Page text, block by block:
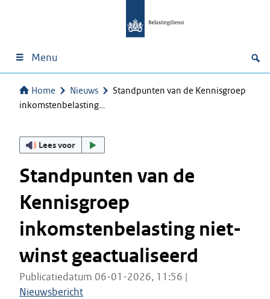
Menu
Home Nieuws
Standpunten van de Kennisgroep
inkomstenbelasting…
Lees voor
Standpunten van de
Kennisgroep
inkomstenbelasting niet-
winst geactualiseerd
Publicatiedatum 06-01-2026, 11:56 |
Nieuwsbericht